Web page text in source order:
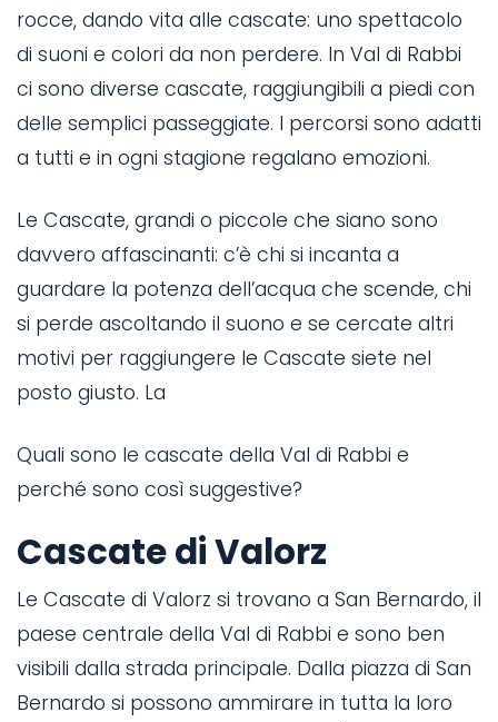
rocce, dando vita alle cascate: uno spettacolo
di suoni e colori da non perdere. In Val di Rabbi
ci sono diverse cascate, raggiungibili a piedi con
delle semplici passeggiate. I percorsi sono adatti
a tutti e in ogni stagione regalano emozioni.
Le Cascate, grandi o piccole che siano sono
davvero affascinanti: c’è chi si incanta a
guardare la potenza dell’acqua che scende, chi
si perde ascoltando il suono e se cercate altri
motivi per raggiungere le Cascate siete nel
posto giusto. La
Quali sono le cascate della Val di Rabbi e
perché sono così suggestive?
Cascate di Valorz
Le Cascate di Valorz si trovano a San Bernardo, il
paese centrale della Val di Rabbi e sono ben
visibili dalla strada principale. Dalla piazza di San
Bernardo si possono ammirare in tutta la loro